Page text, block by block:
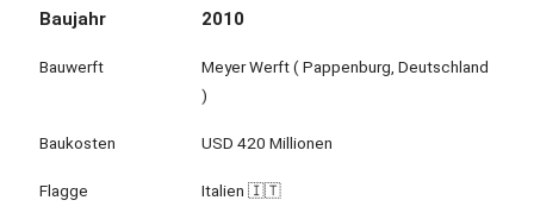
Baujahr 2010
Bauwerft
Meyer Werft ( Pappenburg, Deutschland
)
Baukosten USD 420 Millionen
Flagge Italien 🇮🇹